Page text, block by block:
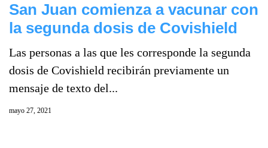
San Juan comienza a vacunar con
la segunda dosis de Covishield
Las personas a las que les corresponde la segunda
dosis de Covishield recibirán previamente un
mensaje de texto del...
mayo 27, 2021